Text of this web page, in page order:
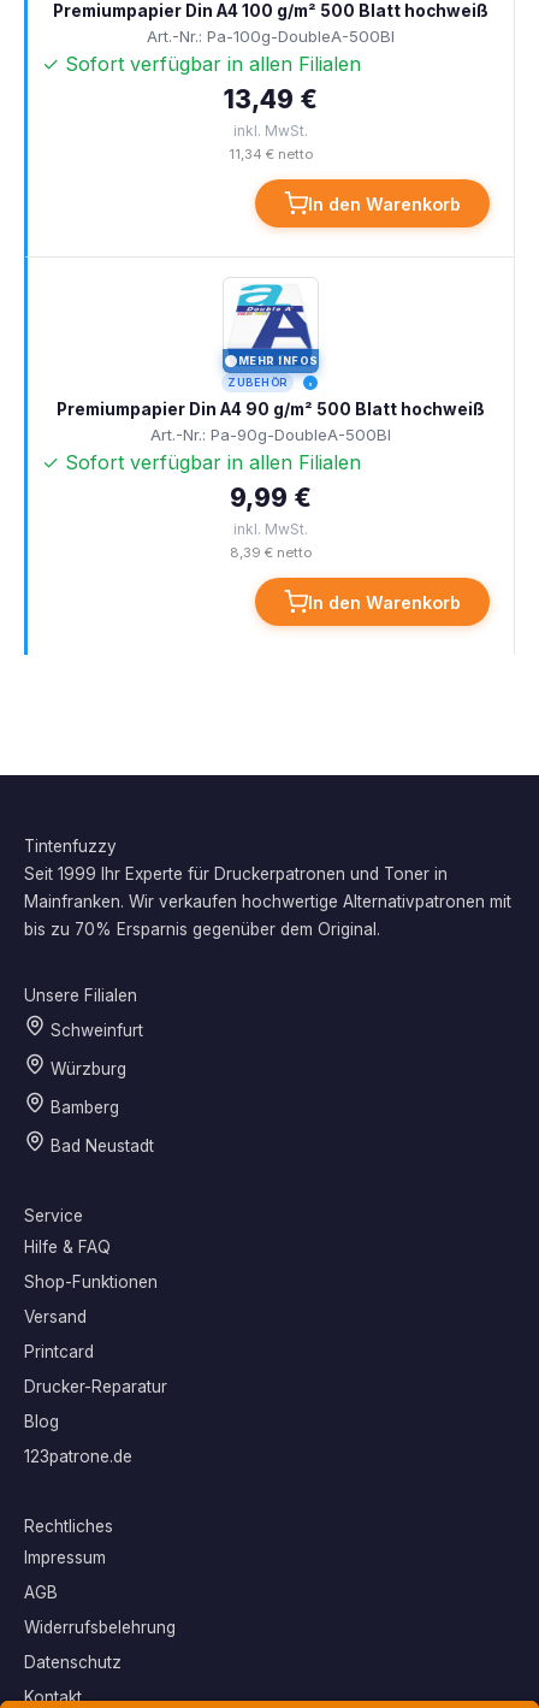
Premiumpapier Din A4 100 g/m² 500 Blatt hochweiß
Art.-Nr.: Pa-100g-DoubleA-500Bl
✓ Sofort verfügbar in allen Filialen
13,49 €
inkl. MwSt.
11,34 € netto
In den Warenkorb
MEHR INFOS
ZUBEHÖR
Premiumpapier Din A4 90 g/m² 500 Blatt hochweiß
Art.-Nr.: Pa-90g-DoubleA-500Bl
✓ Sofort verfügbar in allen Filialen
9,99 €
inkl. MwSt.
8,39 € netto
In den Warenkorb
Tintenfuzzy
Seit 1999 Ihr Experte für Druckerpatronen und Toner in
Mainfranken. Wir verkaufen hochwertige Alternativpatronen mit
bis zu 70% Ersparnis gegenüber dem Original.
Unsere Filialen
Schweinfurt
Würzburg
Bamberg
Bad Neustadt
Service
Hilfe & FAQ
Shop-Funktionen
Versand
Printcard
Drucker-Reparatur
Blog
123patrone.de
Rechtliches
Impressum
AGB
Widerrufsbelehrung
Datenschutz
Kontakt